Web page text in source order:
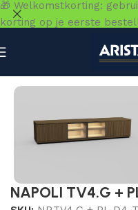
NAPOLI TV4.G +
🎁 Welkomstkorting:
korting op je eerste